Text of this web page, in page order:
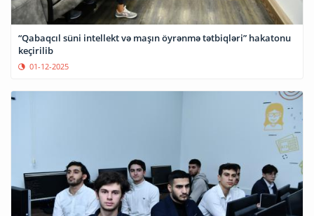
“Qabaqcıl süni intellekt və maşın öyrənmə tətbiqləri” hakatonu
keçirilib
01-12-2025